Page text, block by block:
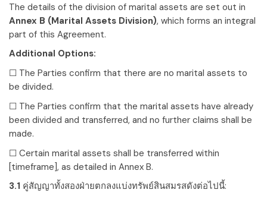
The details of the division of marital assets are set out in
Annex B (Marital Assets Division), which forms an integral
part of this Agreement.
Additional Options:
☐ The Parties confirm that there are no marital assets to
be divided.
☐ The Parties confirm that the marital assets have already
been divided and transferred, and no further claims shall be
made.
☐ Certain marital assets shall be transferred within
[timeframe], as detailed in Annex B.
3.1 คู่สัญญาทั้งสองฝ่ายตกลงแบ่งทรัพย์สินสมรสดังต่อไปนี้: